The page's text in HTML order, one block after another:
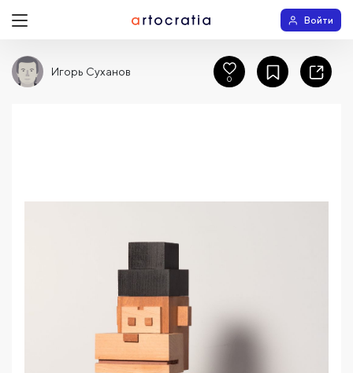
Войти
Игорь Суханов
0